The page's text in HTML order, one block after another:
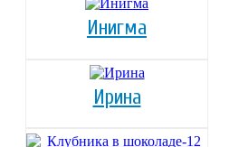
Инигма
Ирина